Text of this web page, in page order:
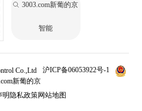
3003.com新葡的京
智能
Co.,Ltd
沪ICP备06053922号-1
新葡的京
明隐私政策网站地图